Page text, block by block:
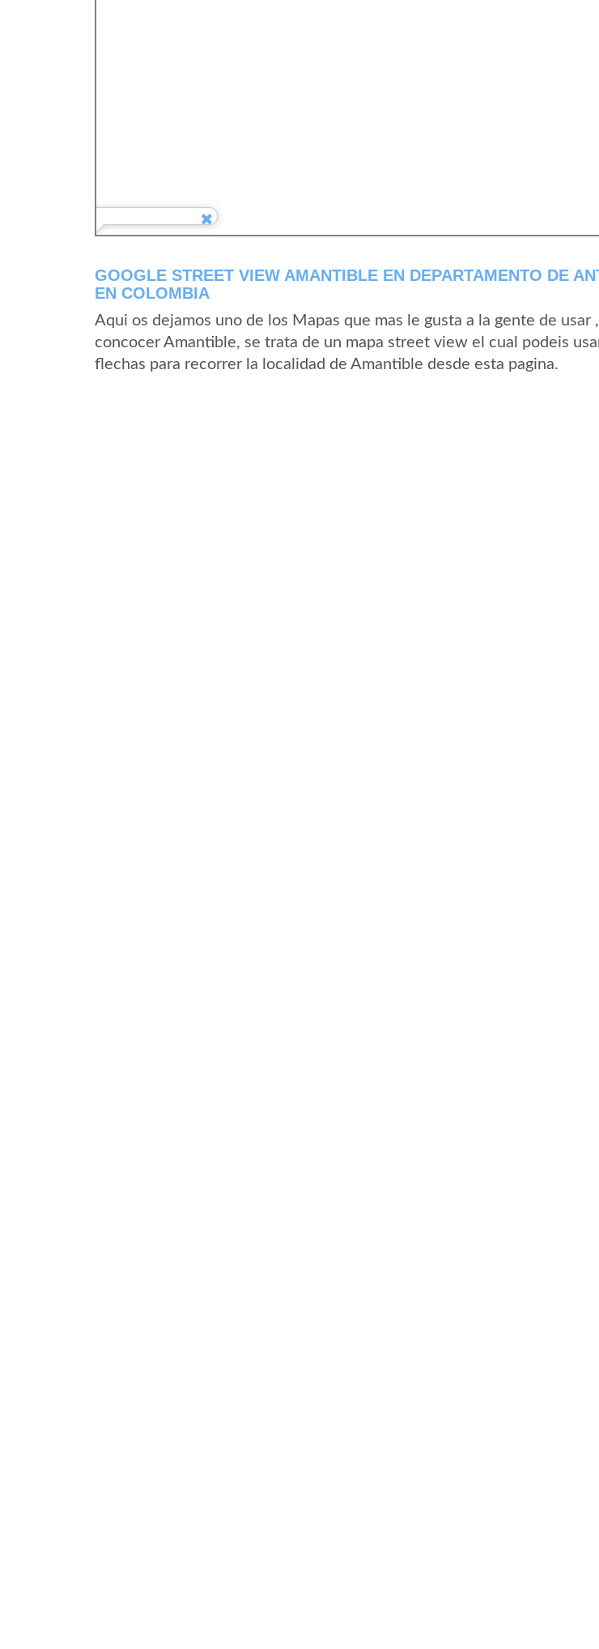
GOOGLE STREET VIEW AMANTIBLE EN DEPARTAMENTO DE
EN COLOMBIA
Aqui os dejamos uno de los Mapas que mas le gusta a la gente de usar
concocer Amantible, se trata de un mapa street view el cual podeis
flechas para recorrer la localidad de Amantible desde esta pagina.